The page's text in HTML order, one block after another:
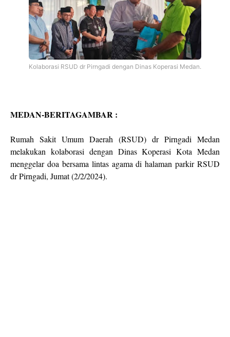
Kolaborasi RSUD dr Pirngadi dengan Dinas Koperasi Medan.
MEDAN-BERITAGAMBAR :
Rumah Sakit Umum Daerah (RSUD) dr Pirngadi Medan
melakukan kolaborasi dengan Dinas Koperasi Kota Medan
menggelar doa bersama lintas agama di halaman parkir RSUD
dr Pirngadi, Jumat (2/2/2024).